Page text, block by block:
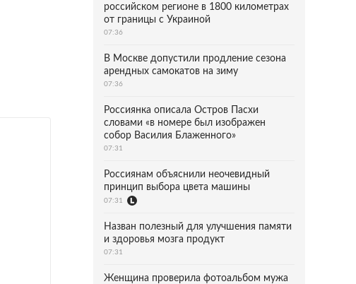
российском регионе в 1800 километрах
от границы с Украиной
07:36
В Москве допустили продление сезона
арендных самокатов на зиму
07:36
Россиянка описала Остров Пасхи
словами «в номере был изображен
собор Василия Блаженного»
07:31
Россиянам объяснили неочевидный
принцип выбора цвета машины
07:31
Назван полезный для улучшения памяти
и здоровья мозга продукт
07:31
Женщина проверила фотоальбом мужа